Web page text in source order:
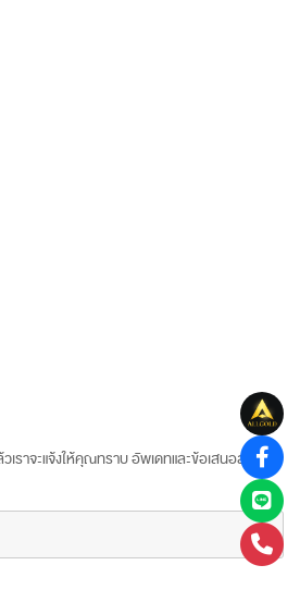
เราจะแจ้งให้คุณทราบ อัพเดทและข้อเสนอล่าสุด